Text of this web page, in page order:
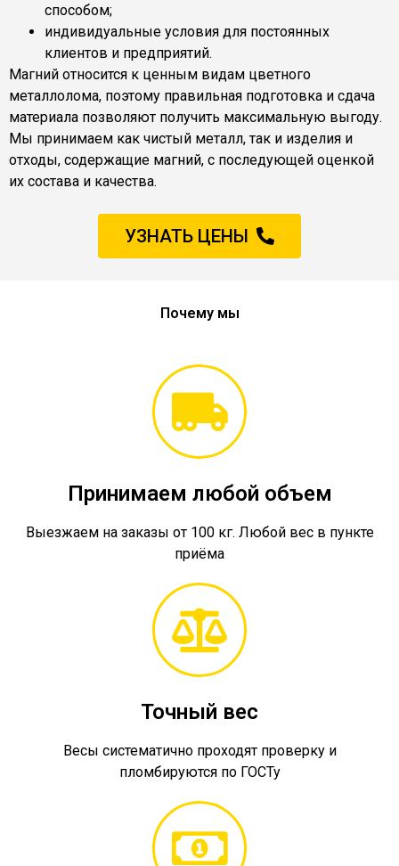
способом;
индивидуальные условия для постоянных
клиентов и предприятий.
Магний относится к ценным видам цветного
металлолома, поэтому правильная подготовка и сдача
материала позволяют получить максимальную выгоду.
Мы принимаем как чистый металл, так и изделия и
отходы, содержащие магний, с последующей оценкой
их состава и качества.
УЗНАТЬ ЦЕНЫ
Почему мы
Принимаем любой объем
Выезжаем на заказы от 100 кг. Любой вес в пункте
приёма
Точный вес
Весы систематично проходят проверку и
пломбируются по ГОСТу